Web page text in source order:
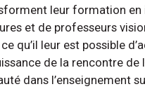
leur formation
et de professeurs
qu’il leur est possible
de la rencontre
dans l’enseignement